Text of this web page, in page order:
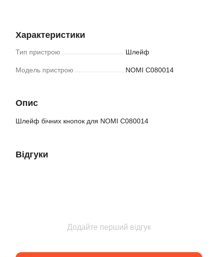
Характеристики
Тип пристрою Шлейф
Модель пристрою NOMI C080014
Опис
Шлейф бічних кнопок для NOMI C080014
Відгуки
Додайте перший відгук